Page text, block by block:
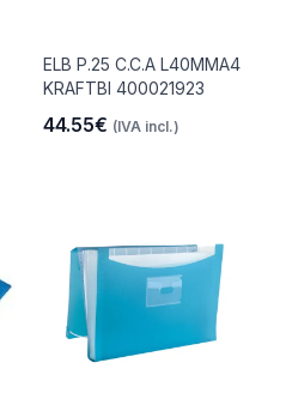
ELB P.25 C.C.A L40MMA4
KRAFTBI 400021923
44.55€ (IVA incl.)